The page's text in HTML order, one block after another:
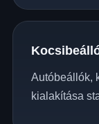
Autóbeállók,
kialakítása